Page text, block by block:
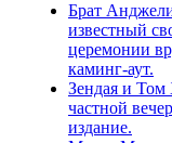
Брат
известный
церемонии
каминг-аут.
Зендая и Том
частной
издание.